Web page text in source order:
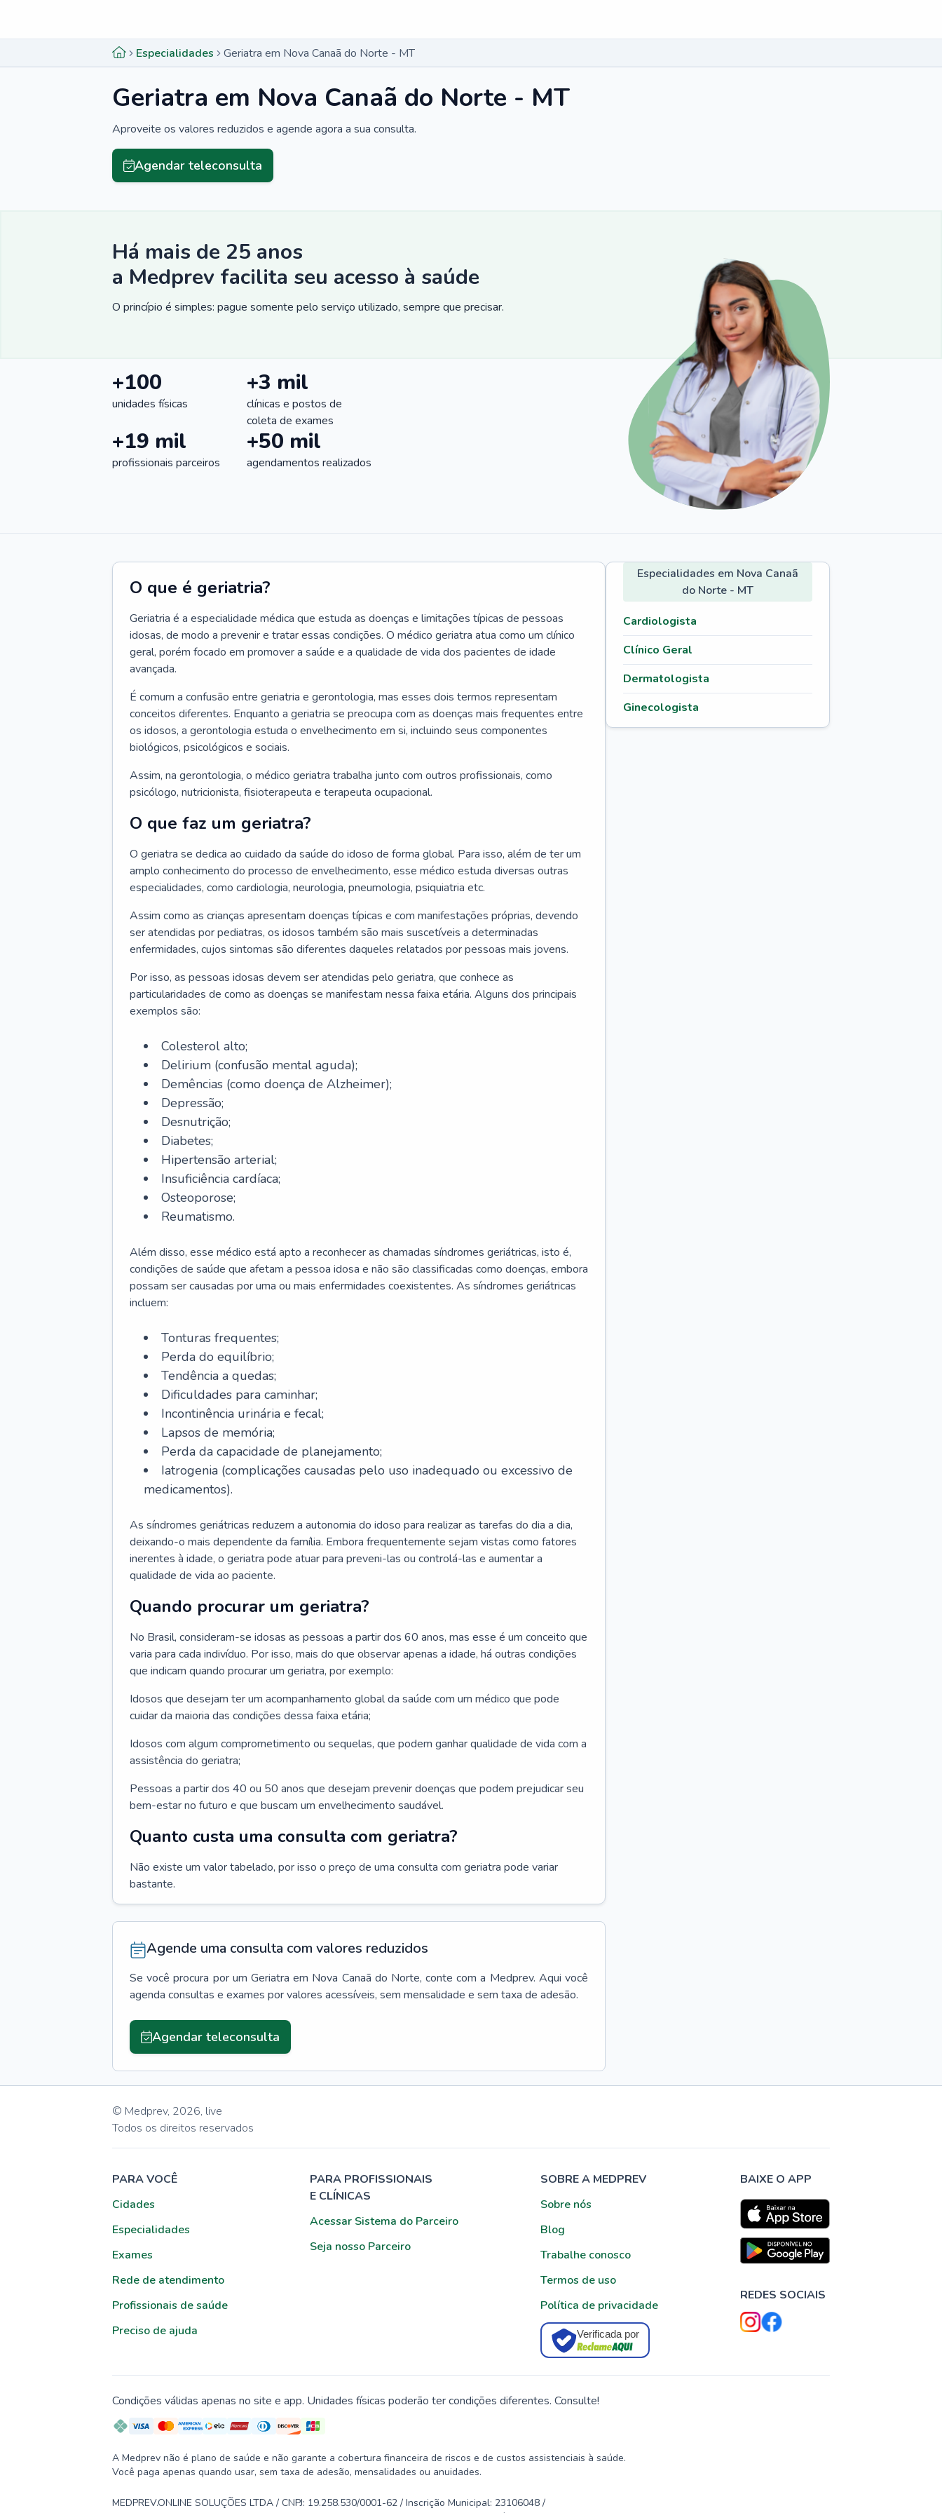
Especialidades Geriatra em Nova Canaã do Norte - MT
Geriatra em Nova Canaã do Norte - MT
Aproveite os valores reduzidos e agende agora a sua consulta.
Agendar teleconsulta
Há mais de 25 anos
a Medprev facilita seu acesso à saúde
O princípio é simples: pague somente pelo serviço utilizado, sempre que precisar.
+100
unidades físicas
+3 mil
clínicas e postos de
coleta de exames
+19 mil
profissionais parceiros
+50 mil
agendamentos realizados
O que é geriatria?
Geriatria é a especialidade médica que estuda as doenças e limitações típicas de pessoas
idosas, de modo a prevenir e tratar essas condições. O médico geriatra atua como um clínico
geral, porém focado em promover a saúde e a qualidade de vida dos pacientes de idade
avançada.
É comum a confusão entre geriatria e gerontologia, mas esses dois termos representam
conceitos diferentes. Enquanto a geriatria se preocupa com as doenças mais frequentes entre
os idosos, a gerontologia estuda o envelhecimento em si, incluindo seus componentes
biológicos, psicológicos e sociais.
Assim, na gerontologia, o médico geriatra trabalha junto com outros profissionais, como
psicólogo, nutricionista, fisioterapeuta e terapeuta ocupacional.
O que faz um geriatra?
O geriatra se dedica ao cuidado da saúde do idoso de forma global. Para isso, além de ter um
amplo conhecimento do processo de envelhecimento, esse médico estuda diversas outras
especialidades, como cardiologia, neurologia, pneumologia, psiquiatria etc.
Assim como as crianças apresentam doenças típicas e com manifestações próprias, devendo
ser atendidas por pediatras, os idosos também são mais suscetíveis a determinadas
enfermidades, cujos sintomas são diferentes daqueles relatados por pessoas mais jovens.
Por isso, as pessoas idosas devem ser atendidas pelo geriatra, que conhece as
particularidades de como as doenças se manifestam nessa faixa etária. Alguns dos principais
exemplos são:
Colesterol alto;
Delirium (confusão mental aguda);
Demências (como doença de Alzheimer);
Depressão;
Desnutrição;
Diabetes;
Hipertensão arterial;
Insuficiência cardíaca;
Osteoporose;
Reumatismo.
Além disso, esse médico está apto a reconhecer as chamadas síndromes geriátricas, isto é,
condições de saúde que afetam a pessoa idosa e não são classificadas como doenças, embora
possam ser causadas por uma ou mais enfermidades coexistentes. As síndromes geriátricas
incluem:
Tonturas frequentes;
Perda do equilíbrio;
Tendência a quedas;
Dificuldades para caminhar;
Incontinência urinária e fecal;
Lapsos de memória;
Perda da capacidade de planejamento;
Iatrogenia (complicações causadas pelo uso inadequado ou excessivo de
medicamentos).
As síndromes geriátricas reduzem a autonomia do idoso para realizar as tarefas do dia a dia,
deixando-o mais dependente da família. Embora frequentemente sejam vistas como fatores
inerentes à idade, o geriatra pode atuar para preveni-las ou controlá-las e aumentar a
qualidade de vida ao paciente.
Quando procurar um geriatra?
No Brasil, consideram-se idosas as pessoas a partir dos 60 anos, mas esse é um conceito que
varia para cada indivíduo. Por isso, mais do que observar apenas a idade, há outras condições
que indicam quando procurar um geriatra, por exemplo:
Idosos que desejam ter um acompanhamento global da saúde com um médico que pode
cuidar da maioria das condições dessa faixa etária;
Idosos com algum comprometimento ou sequelas, que podem ganhar qualidade de vida com a
assistência do geriatra;
Pessoas a partir dos 40 ou 50 anos que desejam prevenir doenças que podem prejudicar seu
bem-estar no futuro e que buscam um envelhecimento saudável.
Quanto custa uma consulta com geriatra?
Não existe um valor tabelado, por isso o preço de uma consulta com geriatra pode variar
bastante.
Agende uma consulta com valores reduzidos
Se você procura por um Geriatra em Nova Canaã do Norte, conte com a Medprev. Aqui você
agenda consultas e exames por valores acessíveis, sem mensalidade e sem taxa de adesão.
Agendar teleconsulta
Especialidades em Nova Canaã
do Norte - MT
Cardiologista
Clínico Geral
Dermatologista
Ginecologista
© Medprev, 2026, live
Todos os direitos reservados
PARA VOCÊ
Cidades
Especialidades
Exames
Rede de atendimento
Profissionais de saúde
Preciso de ajuda
PARA PROFISSIONAIS
E CLÍNICAS
Acessar Sistema do Parceiro
Seja nosso Parceiro
SOBRE A MEDPREV
Sobre nós
Blog
Trabalhe conosco
Termos de uso
Política de privacidade
Verificada por
BAIXE O APP
REDES SOCIAIS
Condições válidas apenas no site e app. Unidades físicas poderão ter condições diferentes. Consulte!
A Medprev não é plano de saúde e não garante a cobertura financeira de riscos e de custos assistenciais à saúde.
Você paga apenas quando usar, sem taxa de adesão, mensalidades ou anuidades.
MEDPREV.ONLINE SOLUÇÕES LTDA / CNPJ: 19.258.530/0001-62 / Inscrição Municipal: 23106048 /